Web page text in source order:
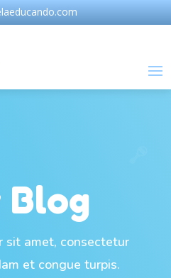
Blog
sit amet, consectetur
et congue turpis.